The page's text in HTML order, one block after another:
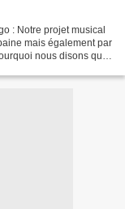
: Notre projet musical
mais également par
nous disons que